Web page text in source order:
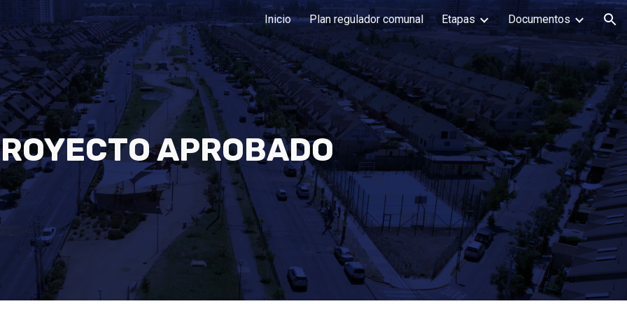
to main content Skip to navigation
Inicio Plan regulador comunal Etapas Documentos
APROBADO